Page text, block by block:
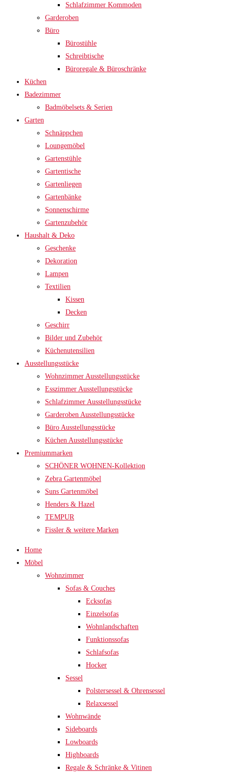
Schlafzimmer Kommoden
Garderoben
Büro
Bürostühle
Schreibtische
Büroregale & Büroschränke
Küchen
Badezimmer
Badmöbelsets & Serien
Garten
Schnäppchen
Loungemöbel
Gartenstühle
Gartentische
Gartenliegen
Gartenbänke
Sonnenschirme
Gartenzubehör
Haushalt & Deko
Geschenke
Dekoration
Lampen
Textilien
Kissen
Decken
Geschirr
Bilder und Zubehör
Küchenutensilien
Ausstellungsstücke
Wohnzimmer Ausstellungsstücke
Esszimmer Ausstellungsstücke
Schlafzimmer Ausstellungsstücke
Garderoben Ausstellungsstücke
Büro Ausstellungsstücke
Küchen Ausstellungsstücke
Premiummarken
SCHÖNER WOHNEN-Kollektion
Zebra Gartenmöbel
Suns Gartenmöbel
Henders & Hazel
TEMPUR
Fissler & weitere Marken
Home
Möbel
Wohnzimmer
Sofas & Couches
Ecksofas
Einzelsofas
Wohnlandschaften
Funktionssofas
Schlafsofas
Hocker
Sessel
Polstersessel & Ohrensessel
Relaxsessel
Wohnwände
Sideboards
Lowboards
Highboards
Regale & Schränke & Vitinen